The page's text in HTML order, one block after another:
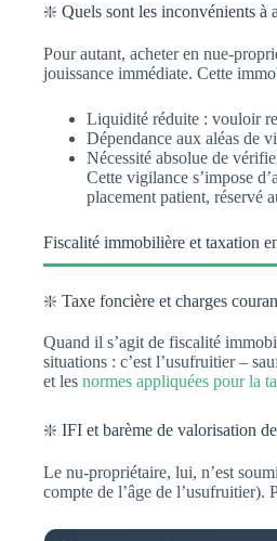
❇️ Quels sont les inconvénients à
Pour autant, acheter en nue-
jouissance immédiate. Cette
Liquidité réduite : vouloir
Dépendance aux aléas de
Nécessité absolue de
Cette vigilance s’impose
placement patient, réservé
Fiscalité immobilière et taxation
❇️ Taxe foncière et charges
Quand il s’agit de fiscalité
situations : c’est l’usufruitier –
et les normes appliquées pour la
❇️ IFI et barème de valorisation
Le nu-propriétaire, lui, n’est
compte de l’âge de